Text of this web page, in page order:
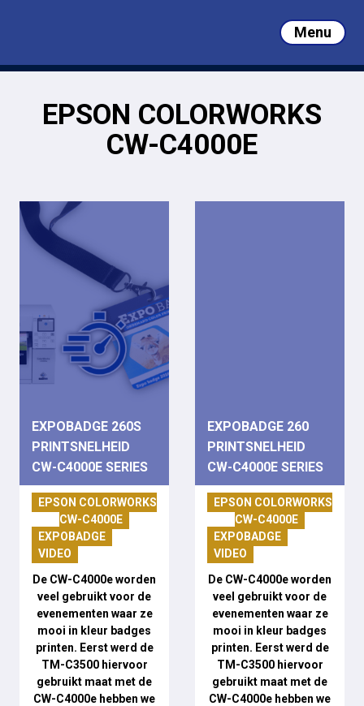
Menu
EPSON COLORWORKS
CW-C4000E
EXPOBADGE 260S
PRINTSNELHEID
CW-C4000E SERIES
EPSON COLORWORKS
CW-C4000E
EXPOBADGE
VIDEO
De CW-C4000e worden
veel gebruikt voor de
evenementen waar ze
mooi in kleur badges
printen. Eerst werd de
TM-C3500 hiervoor
gebruikt maat met de
CW-C4000e hebben we
EXPOBADGE 260
PRINTSNELHEID
CW-C4000E SERIES
EPSON COLORWORKS
CW-C4000E
EXPOBADGE
VIDEO
De CW-C4000e worden
veel gebruikt voor de
evenementen waar ze
mooi in kleur badges
printen. Eerst werd de
TM-C3500 hiervoor
gebruikt maat met de
CW-C4000e hebben we
Close
Menu